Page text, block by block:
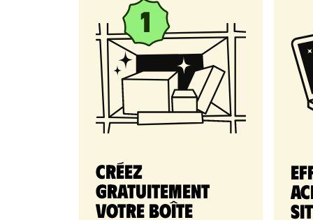
Créez
gratuitement
votre Boîte